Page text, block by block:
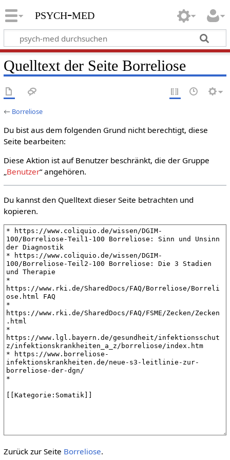
psych-med
Quelltext der Seite Borreliose
← Borreliose
Du bist aus dem folgenden Grund nicht berechtigt, diese
Seite bearbeiten:
Diese Aktion ist auf Benutzer beschränkt, die der Gruppe
„Benutzer“ angehören.
Du kannst den Quelltext dieser Seite betrachten und
kopieren.
Zurück zur Seite Borreliose.